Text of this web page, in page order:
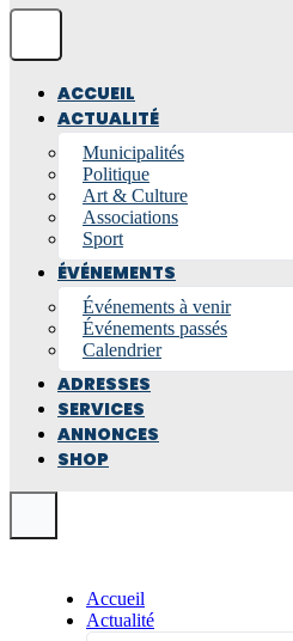
ACCUEIL
ACTUALITÉ
Municipalités
Politique
Art & Culture
Associations
Sport
ÉVÉNEMENTS
Événements à venir
Événements passés
Calendrier
ADRESSES
SERVICES
ANNONCES
SHOP
Accueil
Actualité